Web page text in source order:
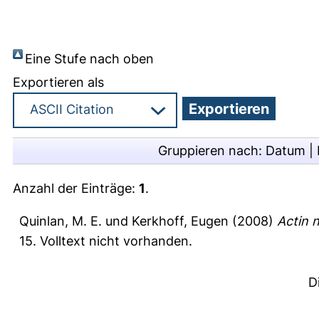
Eine Stufe nach oben
Exportieren als
Gruppieren nach: Datum
Anzahl der Einträge: 1.
Quinlan, M. E. und Kerkhoff, Eugen (2008) Actin
15. Volltext nicht vorhanden.